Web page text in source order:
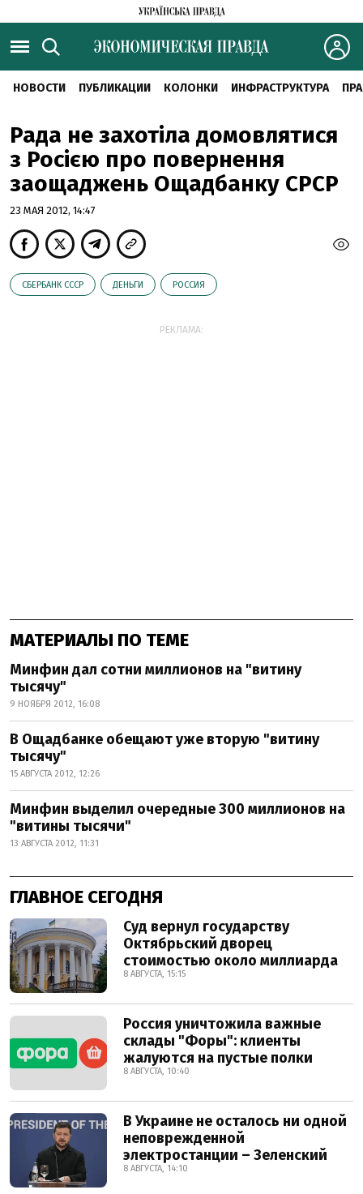
НОВОСТИ ПУБЛИКАЦИИ КОЛОНКИ ИНФРАСТРУКТУРА
Рада не захотіла домовлятися
з Росією про повернення
заощаджень Ощадбанку СРСР
23 МАЯ 2012, 14:47
СБЕРБАНК СССР ДЕНЬГИ РОССИЯ
РЕКЛАМА:
МАТЕРИАЛЫ ПО ТЕМЕ
Минфин дал сотни миллионов на "витину
тысячу"
9 НОЯБРЯ 2012, 16:08
В Ощадбанке обещают уже вторую "витину
тысячу"
15 АВГУСТА 2012, 12:26
Минфин выделил очередные 300 миллионов на
"витины тысячи"
13 АВГУСТА 2012, 11:31
ГЛАВНОЕ СЕГОДНЯ
Суд вернул государству
Октябрьский дворец
стоимостью около миллиарда
8 АВГУСТА, 15:15
Россия уничтожила важные
склады "Форы": клиенты
жалуются на пустые полки
8 АВГУСТА, 10:40
В Украине не осталось ни одной
неповрежденной
электростанции – Зеленский
8 АВГУСТА, 14:10